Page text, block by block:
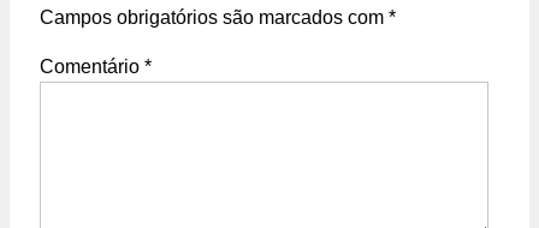
Campos obrigatórios são marcados com *
Comentário *